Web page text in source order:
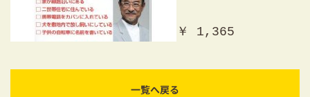
￥ 1,365
一覧へ戻る